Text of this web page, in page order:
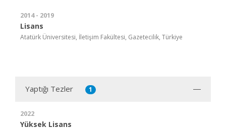
2014 - 2019
Lisans
Atatürk Üniversitesi, İletişim Fakültesi, Gazetecilik, Türkiye
Yaptığı Tezler 1
2022
Yüksek Lisans